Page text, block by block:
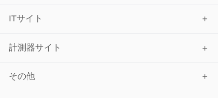
ITサイト
計測器サイト
その他